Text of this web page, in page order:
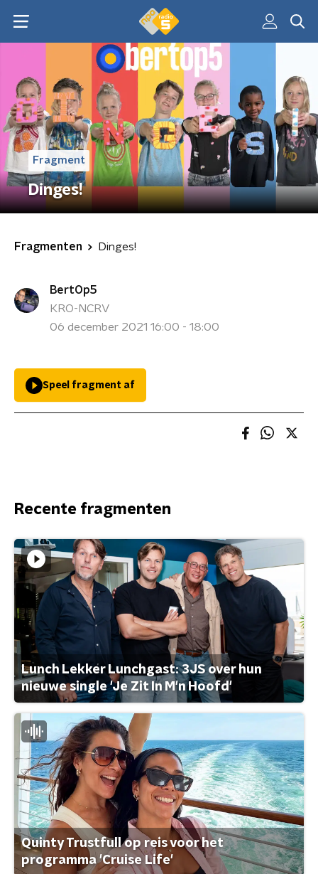
Fragment
Dinges!
Fragmenten Dinges!
BertOp5
KRO-NCRV
06 december 2021 16:00 - 18:00
Speel fragment af
Recente fragmenten
Lunch Lekker Lunchgast: 3JS over hun
nieuwe single 'Je Zit In M'n Hoofd'
Quinty Trustfull op reis voor het
programma 'Cruise Life'